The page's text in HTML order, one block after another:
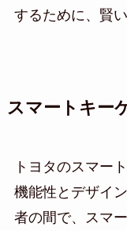
するために、賢
スマートキー
トヨタのスマー
機能性とデザイ
者の間で、スマ